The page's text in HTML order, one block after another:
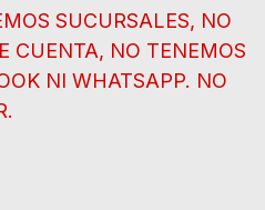
SUCURSALES, NO
CUENTA, NO TENEMOS
NI WHATSAPP. NO